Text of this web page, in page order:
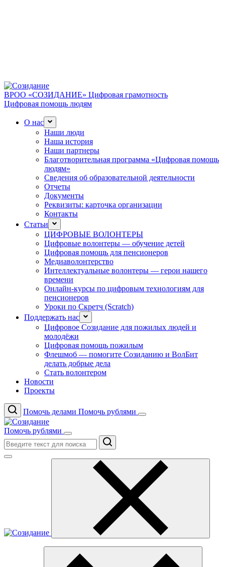
ВРОО «СОЗИДАНИЕ» Цифровая грамотность
Цифровая помощь людям
О нас
Наши люди
Наша история
Наши партнеры
Благотворительная программа «Цифровая помощь
людям»
Сведения об образовательной деятельности
Отчеты
Документы
Реквизиты: карточка организации
Контакты
Статьи
ЦИФРОВЫЕ ВОЛОНТЕРЫ
Цифровые волонтеры — обучение детей
Цифровая помощь для пенсионеров
Медиаволонтерство
Интеллектуальные волонтеры — герои нашего
времени
Онлайн-курсы по цифровым технологиям для
пенсионеров
Уроки по Скретч (Scratch)
Поддержать нас
Цифровое Созидание для пожилых людей и
молодёжи
Цифровая помощь пожилым
Флешмоб — помогите Созиданию и ВолБит
делать добрые дела
Стать волонтером
Новости
Проекты
Помочь делами Помочь рублями
Помочь рублями
Поиск